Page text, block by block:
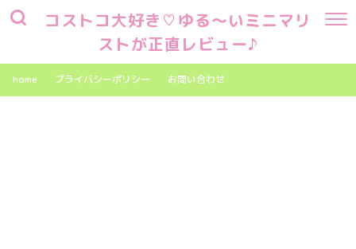
コストコ大好き♡ゆる～いミニマリ
ストが正直レビュー♪
home プライバシーポリシー お問い合わせ